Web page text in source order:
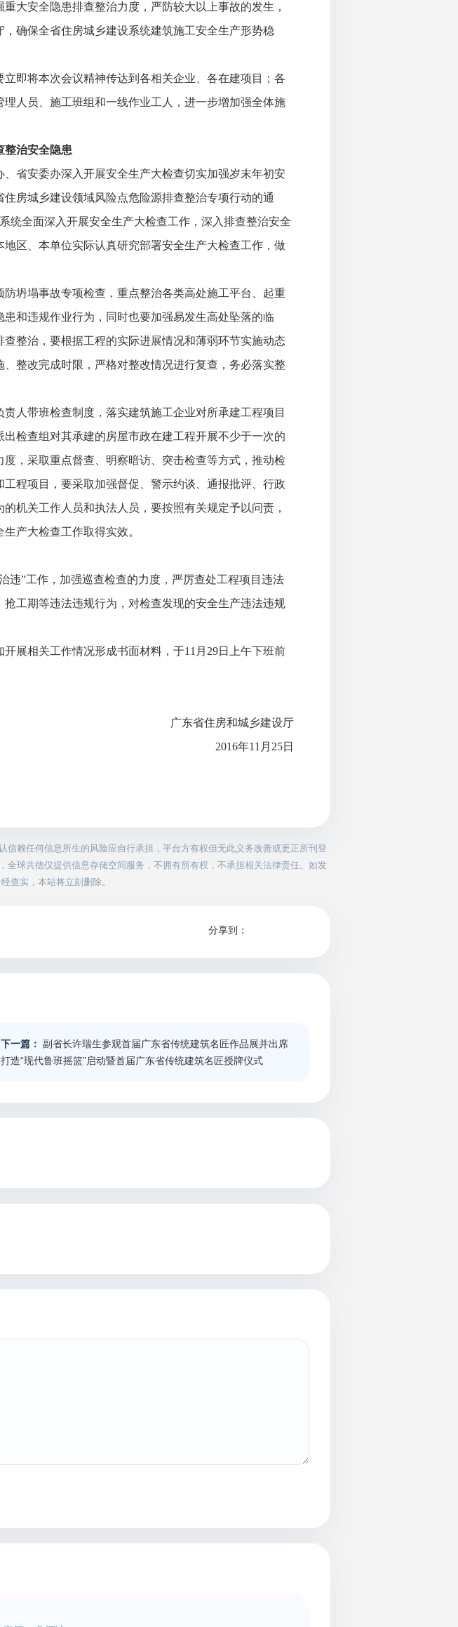
大安全隐患排查整治力度，严防较大以上事故的发生，
确保全省住房城乡建设系统建筑施工安全生产形势稳
将本次会议精神传达到各相关企业、各在建项目；各
人员、施工班组和一线作业工人，进一步增加强全体施
治安全隐患
安委办深入开展安全生产大检查切实加强岁末年初安
房城乡建设领域风险点危险源排查整治专项行动的通
统全面深入开展安全生产大检查工作，深入排查整治安全
区、本单位实际认真研究部署安全生产大检查工作，做
塌事故专项检查，重点整治各类高处施工平台、起重
和违规作业行为，同时也要加强易发生高处坠落的临
整治，要根据工程的实际进展情况和薄弱环节实施动态
整改完成时限，严格对整改情况进行复查，务必落实整
带班检查制度，落实建筑施工企业对所承建工程项目
检查组对其承建的房屋市政在建工程开展不少于一次的
，采取重点督查、明察暗访、突击检查等方式，推动检
程项目，要采取加强督促、警示约谈、通报批评、行政
机关工作人员和执法人员，要按照有关规定予以问责，
产大检查工作取得实效。
违”工作，加强巡查检查的力度，严厉查处工程项目违法
工期等违法违规行为，对检查发现的安全生产违法违规
展相关工作情况形成书面材料，于11月29日上午下班前
广东省住房和城乡建设厅
2016年11月25日
赖任何信息所生的风险应自行承担，平台方有权但无此义务改善或更正所刊登
球共德仅提供信息存储空间服务，不拥有所有权，不承担相关法律责任。如发
查实，本站将立刻删除。
分享到：
下一篇： 副省长许瑞生参观首届广东省传统建筑名匠作品展并出席
打造“现代鲁班摇篮”启动暨首届广东省传统建筑名匠授牌仪式